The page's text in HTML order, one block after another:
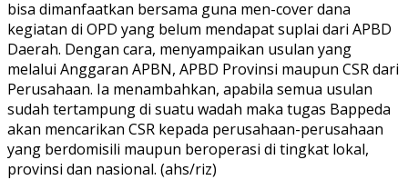
bisa dimanfaatkan bersama guna men-cover dana
kegiatan di OPD yang belum mendapat suplai dari APBD
Daerah. Dengan cara, menyampaikan usulan yang
melalui Anggaran APBN, APBD Provinsi maupun CSR dari
Perusahaan. Ia menambahkan, apabila semua usulan
sudah tertampung di suatu wadah maka tugas Bappeda
akan mencarikan CSR kepada perusahaan-perusahaan
yang berdomisili maupun beroperasi di tingkat lokal,
provinsi dan nasional. (ahs/riz)